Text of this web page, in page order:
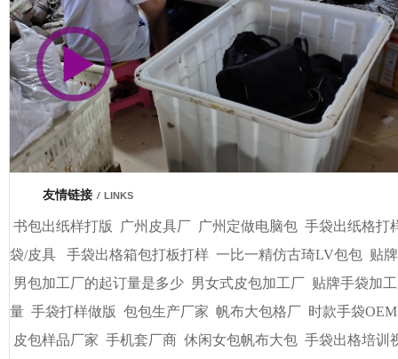
友情链接 / LINKS
书包出纸样打版 广州皮具厂 广州定做电脑包 手袋出纸格打
袋/皮具
手袋出格箱包打板打样 一比一精仿古琦LV包包 贴
男包加工厂的起订量是多少 男女式皮包加工厂 贴牌手袋加
量 手袋打样做版 包包生产厂家 帆布大包格厂 时款手袋OEM
皮包样品厂家 手机套厂商 休闲女包帆布大包 手袋出格培训